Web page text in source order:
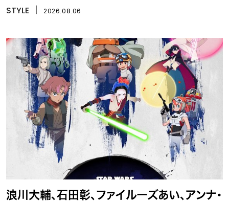
STYLE 2026.08.06
浪川大輔、石田彰、ファイルーズあい、アンナ・